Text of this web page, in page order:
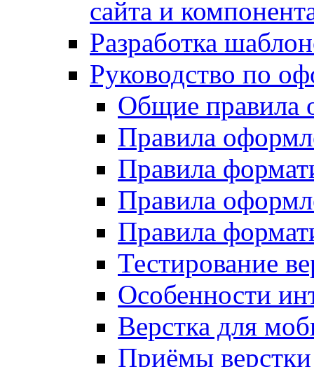
сайта и
Разработка
Руководство по
Общие правила
Правила
Правила
Правила
Правила
Тестирование
Особенности
Верстка для
Приёмы верстки